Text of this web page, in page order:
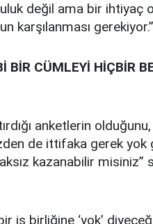
değil ama bir ihtiyaç
karşılanması gerekiyor.”
BİR CÜMLEYİ HİÇBİR
anketlerin
de ittifaka gerek yok
kazanabilir misiniz”
iş birliğine ‘yok’